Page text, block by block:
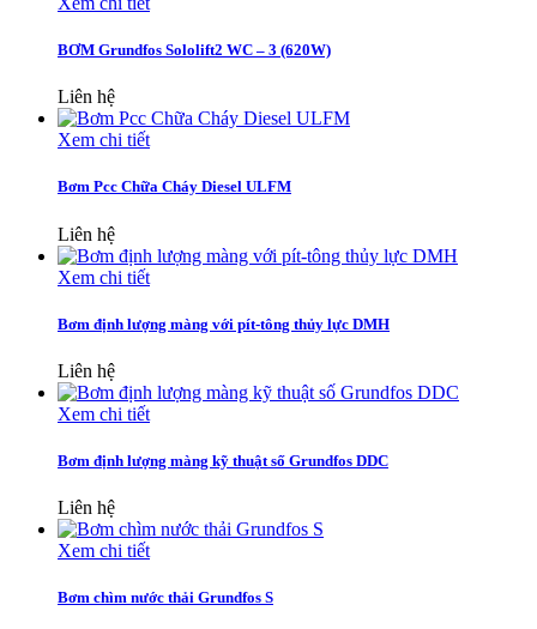
BƠM Grundfos Sololift2 WC – 3 (620W)
Liên hệ
Xem chi tiết
Bơm Pcc Chữa Cháy Diesel ULFM
Liên hệ
Xem chi tiết
Bơm định lượng màng với pít-tông thủy lực DMH
Liên hệ
Xem chi tiết
Bơm định lượng màng kỹ thuật số Grundfos DDC
Liên hệ
Xem chi tiết
Bơm chìm nước thải Grundfos S